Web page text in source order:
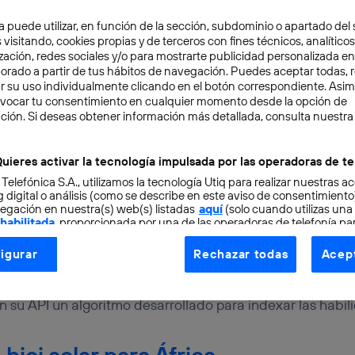
Semana en un minuto” para repasar las noticias
son los titulares más destacados
más buscados por las
ha utilizado su software de inteligencia artificial,
y descubrir cuáles son las características que
a grandes empresas tecnológicas del
de más de 10.000 individuos que han sido
importantes de Silicon Valley desde el año 2016. Para
su API un algoritmo desarrollado para indexar las
puede utilizar, en función de la sección, subdominio o apartado del
visitando, cookies propias y de terceros con fines técnicos,
redes sociales y/o para mostrarte publicidad personalizada
a partir de tus hábitos de navegación. Puedes aceptar todas,
su uso individualmente clicando en el botón correspondiente.
tu consentimiento en cualquier momento desde la opción de
Si deseas obtener información más detallada, consulta nuestra
activar la tecnología impulsada por las operadoras de
S.A., utilizamos la tecnología Utiq para realizar nuestras
digital o análisis (como se describe en este aviso de
en nuestra(s) web(s) listadas aquí(solo cuando utilizas una
, proporcionada por una de las operadoras de telefonía
consentimiento en cada página web).
Utiq está diseñada con la privacidad como prioridad
dirección IP y otra información de la cuenta de cliente de
se asigna a la conexión de internet, por lo que cualquier
Rechazar todas